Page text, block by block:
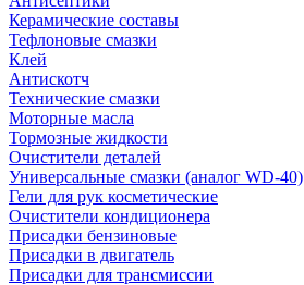
Керамические составы
Тефлоновые смазки
Клей
Антискотч
Технические смазки
Моторные масла
Тормозные жидкости
Очистители деталей
Универсальные смазки (аналог WD-40)
Гели для рук косметические
Очистители кондиционера
Присадки бензиновые
Присадки в двигатель
Присадки для трансмиссии